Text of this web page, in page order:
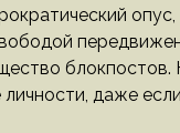
блокпостов.
даже